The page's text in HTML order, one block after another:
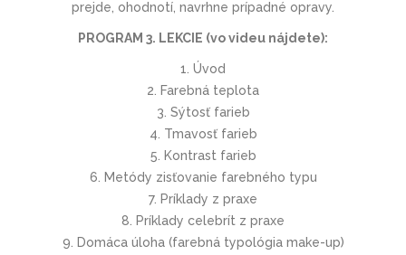
prejde, ohodnotí, navrhne prípadné opravy.
PROGRAM 3. LEKCIE (vo videu nájdete):
1. Úvod
2. Farebná teplota
3. Sýtosť farieb
4. Tmavosť farieb
5. Kontrast farieb
6. Metódy zisťovanie farebného typu
7. Príklady z praxe
8. Príklady celebrít z praxe
9. Domáca úloha (farebná typológia make-up)